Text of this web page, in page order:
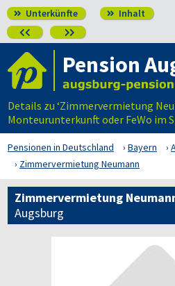
 Unterkünfte  Inhalt
 
Pension
Details zu ‘Zimmervermietung
Monteurunterkunft oder FeWo im
Pensionen in Deutschland Bayern
Zimmervermietung Neumann
Zimmervermietung
Augsburg